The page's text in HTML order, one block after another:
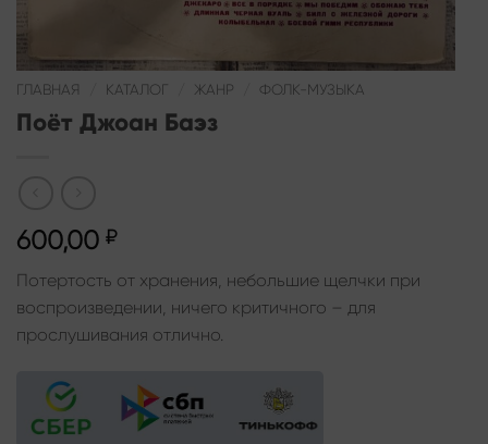
ГЛАВНАЯ КАТАЛОГ ЖАНР ФОЛК-МУЗЫКА
Поёт Джоан Баэз
600,00 ₽
Потертость от хранения, небольшие щелчки при
воспроизведении, ничего критичного – для
прослушивания отлично.